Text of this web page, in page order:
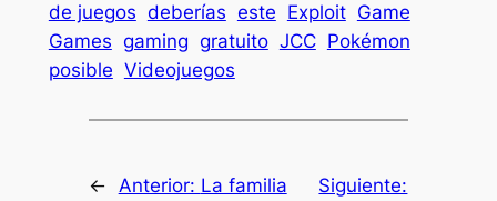
de juegos deberías este Exploit Game
Games gaming gratuito JCC Pokémon
posible Videojuegos
← Anterior: La familia
Siguiente: